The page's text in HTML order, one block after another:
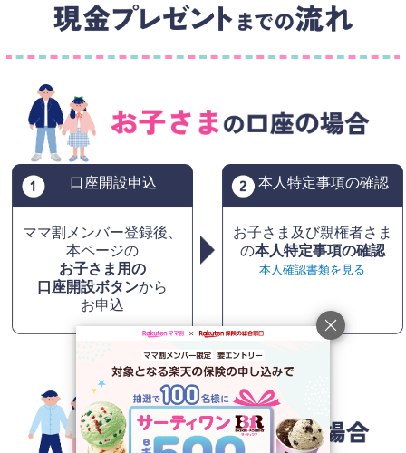
口座開設申込
ママ割メンバー登録後、
本ページの
お子さま用の
口座開設ボタンから
お申込
本人特定事項の確認
お子さま及び親権者さま
の本人特定事項の確認
本人確認書類を見る